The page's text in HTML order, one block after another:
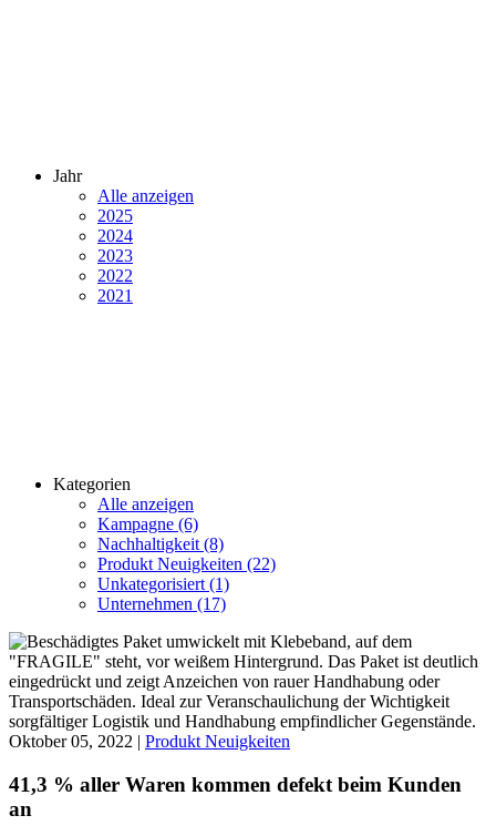
Jahr
Alle anzeigen
2025
2024
2023
2022
2021
Kategorien
Alle anzeigen
Kampagne (6)
Nachhaltigkeit (8)
Produkt Neuigkeiten (22)
Unkategorisiert (1)
Unternehmen (17)
Oktober 05, 2022 | Produkt Neuigkeiten
41,3 % aller Waren kommen defekt beim Kunden
an